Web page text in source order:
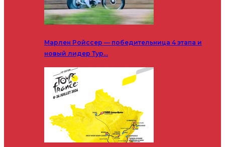
Марлен Ройссер — победительница 4 этапа и
новый лидер Тур…